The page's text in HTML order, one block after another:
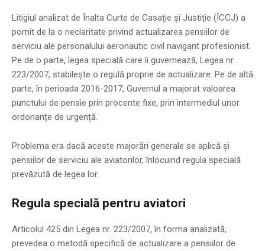
Litigiul analizat de Înalta Curte de Casație și Justiție (ÎCCJ) a
pornit de la o neclaritate privind actualizarea pensiilor de
serviciu ale personalului aeronautic civil navigant profesionist.
Pe de o parte, legea specială care îi guvernează, Legea nr.
223/2007, stabilește o regulă proprie de actualizare. Pe de altă
parte, în perioada 2016-2017, Guvernul a majorat valoarea
punctului de pensie prin procente fixe, prin intermediul unor
ordonanțe de urgență.
Problema era dacă aceste majorări generale se aplică și
pensiilor de serviciu ale aviatorilor, înlocuind regula specială
prevăzută de legea lor.
Regula specială pentru aviatori
Articolul 425 din Legea nr. 223/2007, în forma analizată,
prevedea o metodă specifică de actualizare a pensiilor de